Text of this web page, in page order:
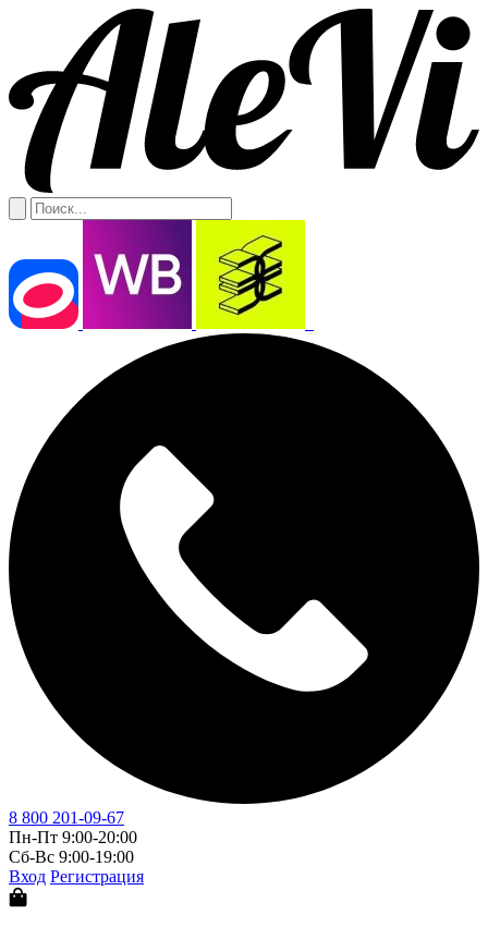
8 800 201-09-67
Пн-Пт 9:00-20:00
Сб-Вс 9:00-19:00
Вход Регистрация